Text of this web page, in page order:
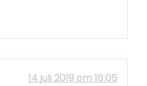
14 juli 2019 om 16:05